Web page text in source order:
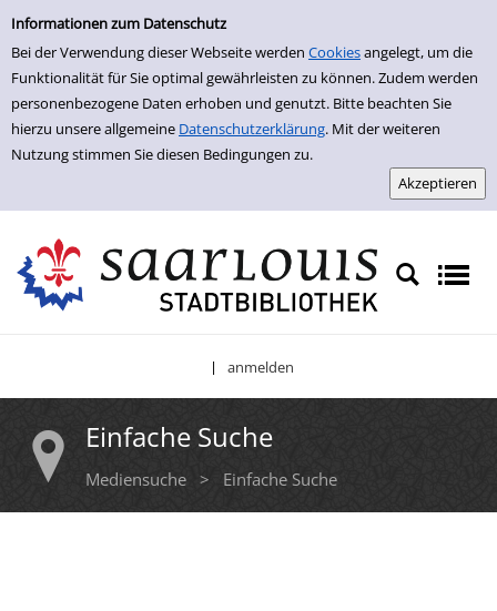
Einfache Suche
Informationen zum Datenschutz
Bei der Verwendung dieser Webseite werden Cookiesangelegt, um die
Funktionalität für Sie optimal gewährleisten zu können. Zudem werden
personenbezogene Daten erhoben und genutzt. Bitte beachten Sie
hierzu unsere allgemeine Datenschutzerklärung. Mit der weiteren
Nutzung stimmen Sie diesen Bedingungen zu.
Zur Detailanzeige springen
| anmelden
Einfache Suche
Mediensuche > Einfache Suche